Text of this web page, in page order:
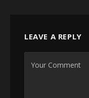
LEAVE A REPLY